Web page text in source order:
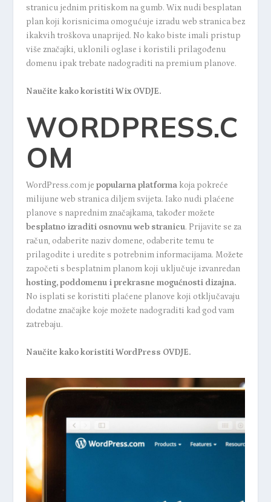
stranicu jednim pritiskom na gumb. Wix nudi besplatan
plan koji korisnicima omogućuje izradu web stranica bez
ikakvih troškova unaprijed. No kako biste imali pristup
više značajki, uklonili oglase i koristili prilagođenu
domenu ipak trebate nadograditi na premium planove.
Naučite kako koristiti WixOVDJE.
WORDPRESS.C
OM
WordPress.com je popularna platformakoja pokreće
milijune web stranica diljem svijeta. Iako nudi plaćene
planove s naprednim značajkama, također možete
besplatno izraditi osnovnu web stranicu. Prijavite se za
račun, odaberite naziv domene, odaberite temu te
prilagodite i uredite s potrebnim informacijama. Možete
započeti s besplatnim planom koji uključuje izvanredan
hosting, poddomenu i prekrasne mogućnosti dizajna.
No isplati se koristiti plaćene planove koji otključavaju
dodatne značajke koje možete nadograditi kad god vam
zatrebaju.
Naučite kako koristiti WordPress OVDJE.